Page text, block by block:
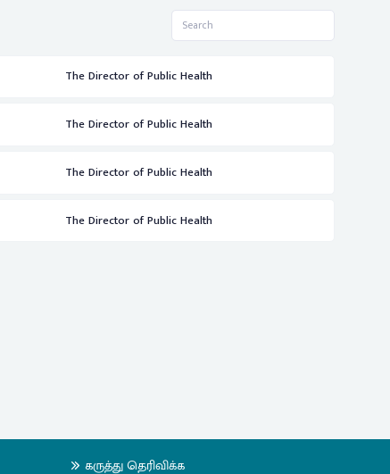
The Director of Public Health
The Director of Public Health
The Director of Public Health
The Director of Public Health
கருத்து தெரிவிக்க